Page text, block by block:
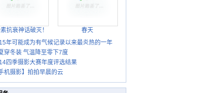
抗衰神话破灭！
春天
年可能成为有气候记录以来最炎热的一年
穿冬装 气温降至零下7度
四季摄影大赛年度评选结果
手机摄影】拍拍早晨的云